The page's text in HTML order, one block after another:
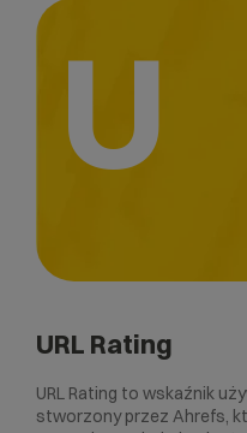
U
URL Rating
URL Rating to wskaźnik
stworzony przez Ahrefs,